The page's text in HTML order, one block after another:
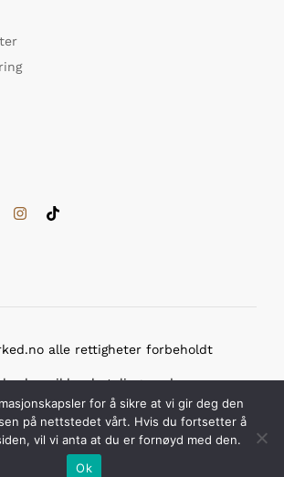
alle rettigheter forbeholdt
bruker sikker betaling med
for å sikre at vi gir deg den
på nettstedet vårt. Hvis du fortsetter å
vil vi anta at du er fornøyd med den.
Ok